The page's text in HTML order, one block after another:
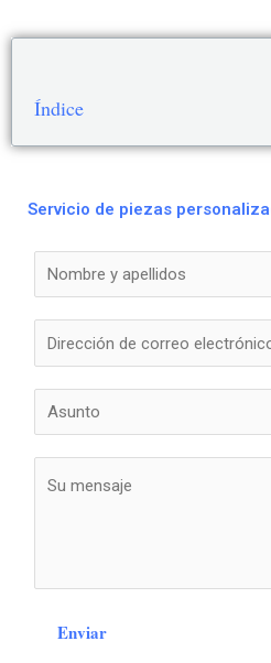
Índice
Servicio de piezas
Enviar